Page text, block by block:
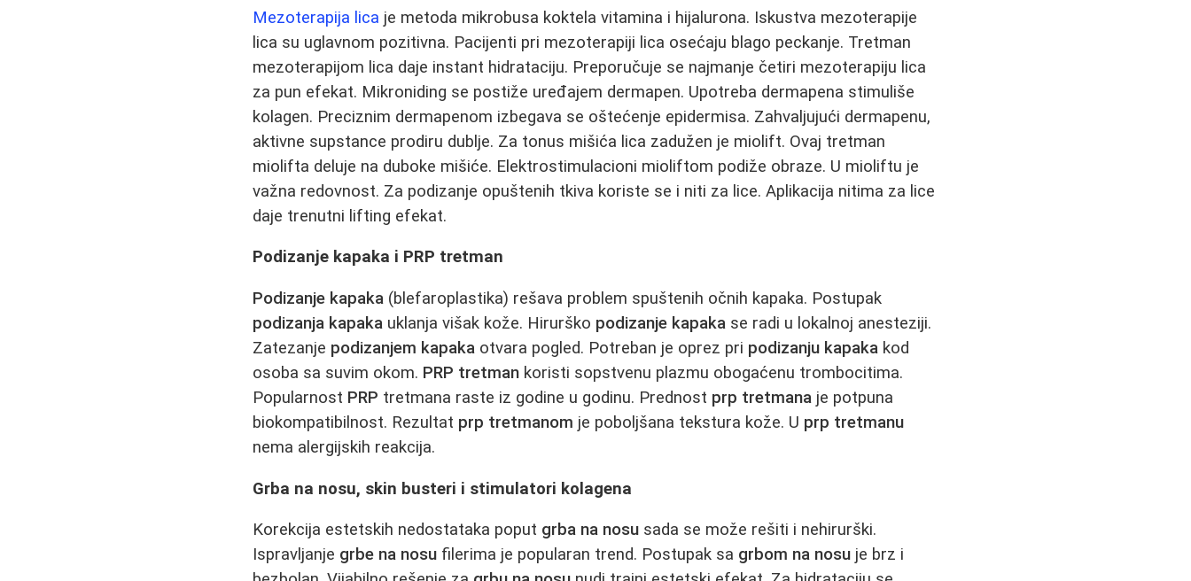
Mezoterapija lica je metoda mikrobusa koktela vitamina i hijalurona. Iskustva mezoterapije
lica su uglavnom pozitivna. Pacijenti pri mezoterapiji lica osećaju blago peckanje. Tretman
mezoterapijom lica daje instant hidrataciju. Preporučuje se najmanje četiri mezoterapiju lica
za pun efekat. Mikroniding se postiže uređajem dermapen. Upotreba dermapena stimuliše
kolagen. Preciznim dermapenom izbegava se oštećenje epidermisa. Zahvaljujući dermapenu,
aktivne supstance prodiru dublje. Za tonus mišića lica zadužen je miolift. Ovaj tretman
miolifta deluje na duboke mišiće. Elektrostimulacioni mioliftom podiže obraze. U mioliftu je
važna redovnost. Za podizanje opuštenih tkiva koriste se i niti za lice. Aplikacija nitima za lice
daje trenutni lifting efekat.
Podizanje kapaka i PRP tretman
Podizanje kapaka (blefaroplastika) rešava problem spuštenih očnih kapaka. Postupak
podizanja kapaka uklanja višak kože. Hirurško podizanje kapaka se radi u lokalnoj anesteziji.
Zatezanje podizanjem kapaka otvara pogled. Potreban je oprez pri podizanju kapaka kod
osoba sa suvim okom. PRP tretman koristi sopstvenu plazmu obogaćenu trombocitima.
Popularnost PRP tretmana raste iz godine u godinu. Prednost prp tretmana je potpuna
biokompatibilnost. Rezultat prp tretmanom je poboljšana tekstura kože. U prp tretmanu
nema alergijskih reakcija.
Grba na nosu, skin busteri i stimulatori kolagena
Korekcija estetskih nedostataka poput grba na nosu sada se može rešiti i nehirurški.
Ispravljanje grbe na nosu filerima je popularan trend. Postupak sa grbom na nosu je brz i